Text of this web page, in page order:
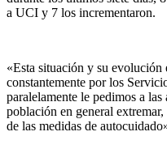
a UCI y 7 los incrementaron.
«Esta situación y su evolución
constantemente por los
paralelamente le pedimos a
población en general
de las medidas de